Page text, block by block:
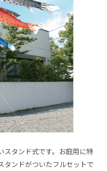
スタンド式です。お庭用に特
タンドがついたフルセットで